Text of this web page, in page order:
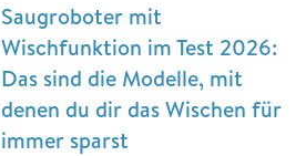
Saugroboter mit
Wischfunktion im Test 2026:
Das sind die Modelle, mit
denen du dir das Wischen für
immer sparst